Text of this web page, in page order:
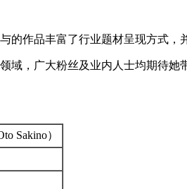
的作品丰富了行业题材呈现方式
域，广大粉丝及业内人士均期待她
Sakino）